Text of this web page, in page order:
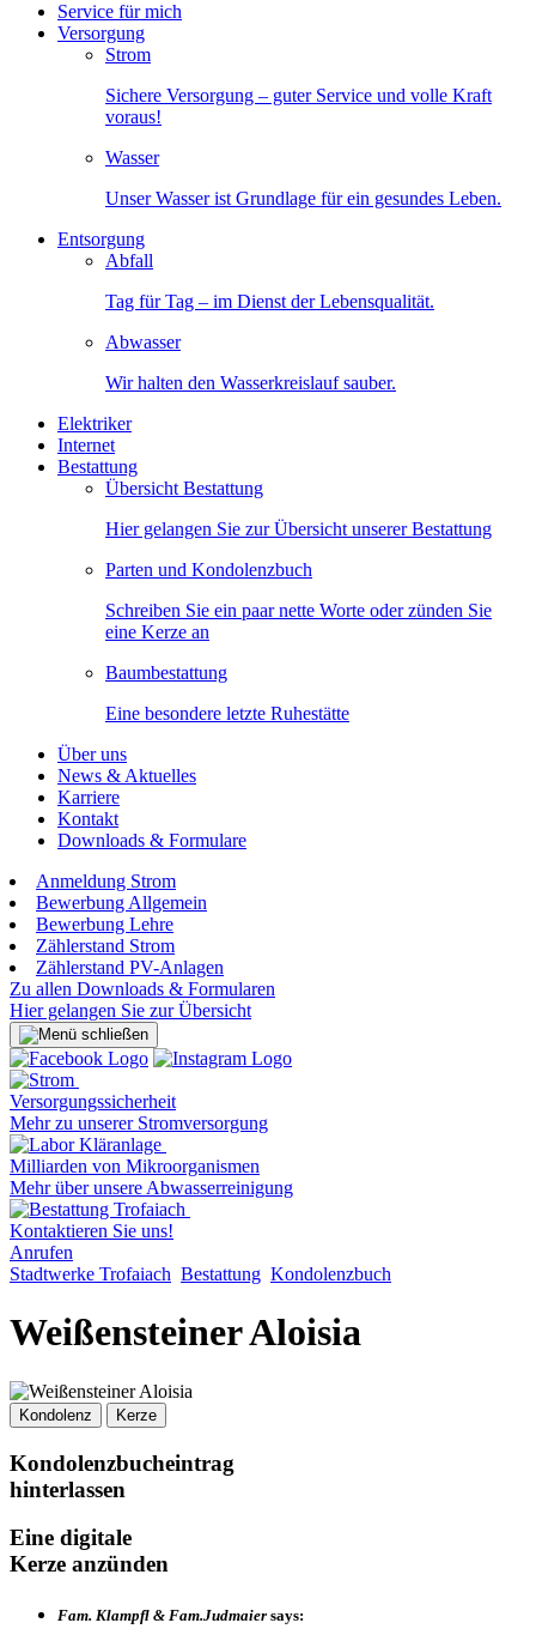
Service für mich
Versorgung
Strom
Sichere Versorgung – guter Service und volle Kraft
voraus!
Wasser
Unser Wasser ist Grundlage für ein gesundes Leben.
Entsorgung
Abfall
Tag für Tag – im Dienst der Lebensqualität.
Abwasser
Wir halten den Wasserkreislauf sauber.
Elektriker
Internet
Bestattung
Übersicht Bestattung
Hier gelangen Sie zur Übersicht unserer Bestattung
Parten und Kondolenzbuch
Schreiben Sie ein paar nette Worte oder zünden Sie
eine Kerze an
Baumbestattung
Eine besondere letzte Ruhestätte
Über uns
News & Aktuelles
Karriere
Kontakt
Downloads & Formulare
Anmeldung Strom
Bewerbung Allgemein
Bewerbung Lehre
Zählerstand Strom
Zählerstand PV-Anlagen
Zu allen Downloads & Formularen
Hier gelangen Sie zur Übersicht
Versorgungssicherheit
Mehr zu unserer Stromversorgung
Milliarden von Mikroorganismen
Mehr über unsere Abwasserreinigung
Kontaktieren Sie uns!
Anrufen
Stadtwerke Trofaiach Bestattung Kondolenzbuch
Weißensteiner Aloisia
Kondolenz Kerze
Kondolenzbucheintrag
hinterlassen
Eine digitale
Kerze anzünden
Fam. Klampfl & Fam.Judmaier says: